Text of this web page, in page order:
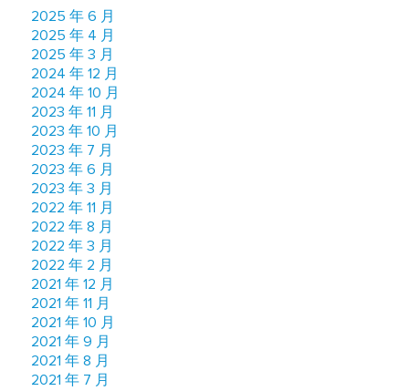
2025 年 6 月
2025 年 4 月
2025 年 3 月
2024 年 12 月
2024 年 10 月
2023 年 11 月
2023 年 10 月
2023 年 7 月
2023 年 6 月
2023 年 3 月
2022 年 11 月
2022 年 8 月
2022 年 3 月
2022 年 2 月
2021 年 12 月
2021 年 11 月
2021 年 10 月
2021 年 9 月
2021 年 8 月
2021 年 7 月